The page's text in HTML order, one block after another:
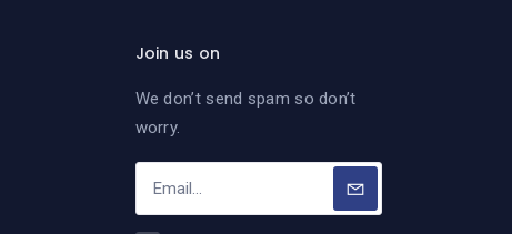
Join us on
We don’t send spam so don’t
worry.